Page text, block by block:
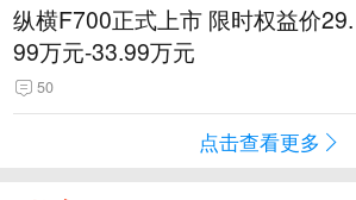
纵横F700正式上市 限时权益价29.
99万元-33.99万元
50
点击查看更多